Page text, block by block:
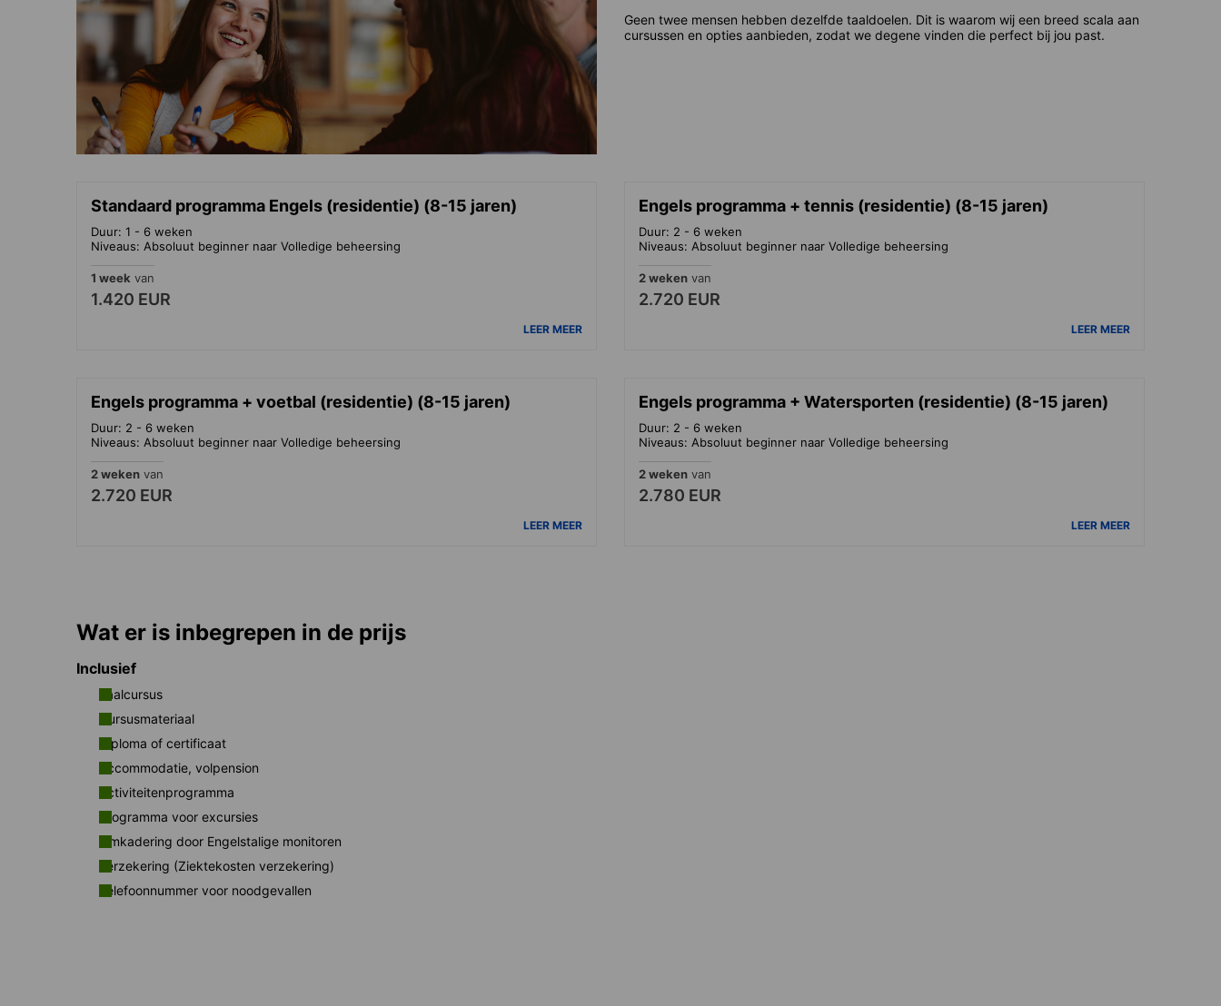
Geen twee mensen hebben dezelfde taaldoelen. Dit is waarom wij een breed scala aan
cursussen en opties aanbieden, zodat we degene vinden die perfect bij jou past.
Standaard programma Engels (residentie) (8-15 jaren)
Duur: 1 - 6 weken
Niveaus: Absoluut beginner naar Volledige beheersing
1 week van
1.420 EUR
LEER MEER
Engels programma + tennis (residentie) (8-15 jaren)
Duur: 2 - 6 weken
Niveaus: Absoluut beginner naar Volledige beheersing
2 weken van
2.720 EUR
LEER MEER
Engels programma + voetbal (residentie) (8-15 jaren)
Duur: 2 - 6 weken
Niveaus: Absoluut beginner naar Volledige beheersing
2 weken van
2.720 EUR
LEER MEER
Engels programma + Watersporten (residentie) (8-15 jaren)
Duur: 2 - 6 weken
Niveaus: Absoluut beginner naar Volledige beheersing
2 weken van
2.780 EUR
LEER MEER
Wat er is inbegrepen in de prijs
Inclusief
Taalcursus
Cursusmateriaal
Diploma of certificaat
Accommodatie, volpension
Activiteitenprogramma
Programma voor excursies
Omkadering door Engelstalige monitoren
Verzekering (Ziektekosten verzekering)
Telefoonnummer voor noodgevallen